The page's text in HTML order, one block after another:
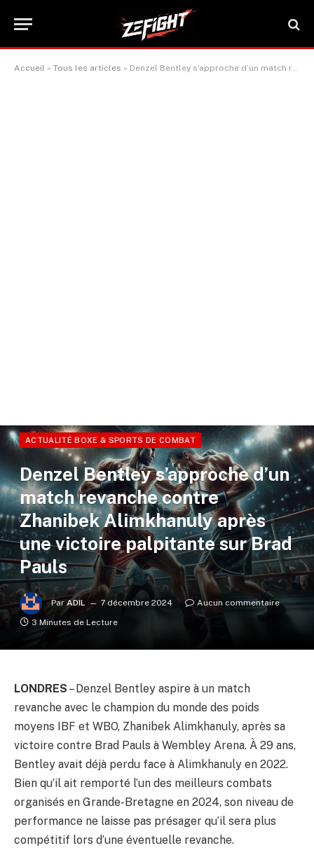
Accueil » Tous les articles » Denzel Bentley s’approche d’un match revanche contre Zhanibek Alimkhanuly après une victoire palpitante sur Brad Pauls
ACTUALITÉ BOXE & SPORTS DE COMBAT
Denzel Bentley s’approche d’un
match revanche contre
Zhanibek Alimkhanuly après
une victoire palpitante sur Brad
Pauls
Par ADIL 7 décembre 2024
Aucun commentaire
3 Minutes de Lecture
LONDRES – Denzel Bentley aspire à un match
revanche avec le champion du monde des poids
moyens IBF et WBO, Zhanibek Alimkhanuly, après sa
victoire contre Brad Pauls à Wembley Arena. À 29 ans,
Bentley avait déjà perdu face à Alimkhanuly en 2022.
Bien qu’il ait remporté l’un des meilleurs combats
organisés en Grande-Bretagne en 2024, son niveau de
performance ne laisse pas présager qu’il sera plus
compétitif lors d’une éventuelle revanche.